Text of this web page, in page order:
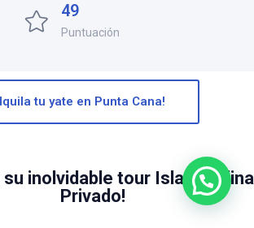
49
Puntuación
tu yate en Punta Cana!
inolvidable tour Isla Catalina
Privado!